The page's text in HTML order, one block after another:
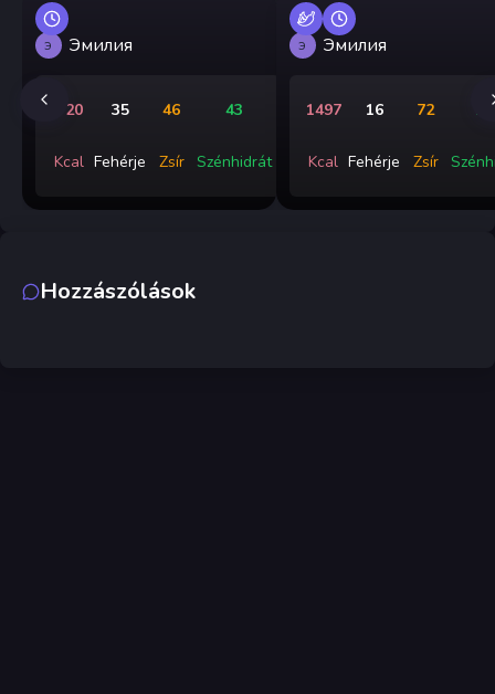
Э Эмилия
720
Kcal
35
Fehérje
46
Zsír
43
Szénhidrát
Э Эмилия
1497
Kcal
16
Fehérje
72
Zsír
Hozzászólások